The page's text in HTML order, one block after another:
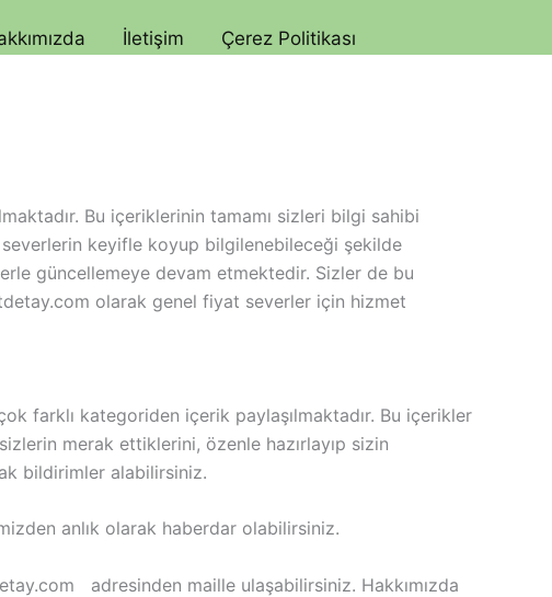
İletişim Çerez Politikası
Bu içeriklerinin tamamı sizleri bilgi sahibi
keyifle koyup bilgilenebileceği şekilde
güncellemeye devam etmektedir. Sizler de bu
olarak genel fiyat severler için hizmet
farklı kategoriden içerik paylaşılmaktadır. Bu içerikler
merak ettiklerini, özenle hazırlayıp sizin
bildirimler alabilirsiniz.
anlık olarak haberdar olabilirsiniz.
adresinden maille ulaşabilirsiniz. Hakkımızda